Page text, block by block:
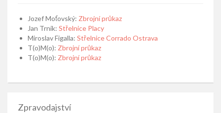
Jozef Moťovský: Zbrojní průkaz
Jan Trnik: Střelnice Placy
Miroslav Figalla: Střelnice Corrado Ostrava
T(o)M(o): Zbrojní průkaz
T(o)M(o): Zbrojní průkaz
Zpravodajství